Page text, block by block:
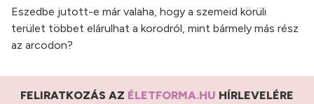
Eszedbe jutott-e már valaha, hogy a szemeid körüli
terület többet elárulhat a korodról, mint bármely más rész
az arcodon?
FELIRATKOZÁS AZ ÉLETFORMA.HU HÍRLEVELÉRE